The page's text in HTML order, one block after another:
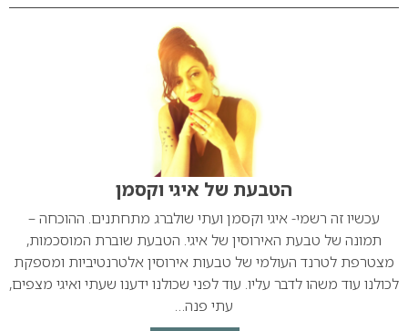
הטבעת של איגי וקסמן
עכשיו זה רשמי- איגי וקסמן ועתי שולברג מתחתנים. ההוכחה –
תמונה של טבעת האירוסין של איגי. הטבעת שוברת המוסכמות,
מצטרפת לטרנד העולמי של טבעות אירוסין אלטרנטיביות ומספקת
לכולנו עוד משהו לדבר עליו. עוד לפני שכולנו ידענו שעתי ואיגי מצפים,
עתי פנה…